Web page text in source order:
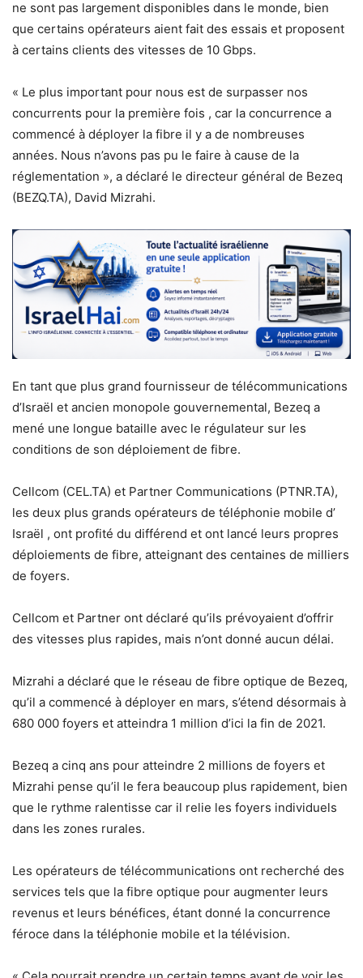
ne sont pas largement disponibles dans le monde, bien
que certains opérateurs aient fait des essais et proposent
à certains clients des vitesses de 10 Gbps.
« Le plus important pour nous est de surpasser nos
concurrents pour la première fois , car la concurrence a
commencé à déployer la fibre il y a de nombreuses
années. Nous n’avons pas pu le faire à cause de la
réglementation », a déclaré le directeur général de Bezeq
(BEZQ.TA), David Mizrahi.
En tant que plus grand fournisseur de télécommunications
d’Israël et ancien monopole gouvernemental, Bezeq a
mené une longue bataille avec le régulateur sur les
conditions de son déploiement de fibre.
Cellcom (CEL.TA) et Partner Communications (PTNR.TA),
les deux plus grands opérateurs de téléphonie mobile d’
Israël , ont profité du différend et ont lancé leurs propres
déploiements de fibre, atteignant des centaines de milliers
de foyers.
Cellcom et Partner ont déclaré qu’ils prévoyaient d’offrir
des vitesses plus rapides, mais n’ont donné aucun délai.
Mizrahi a déclaré que le réseau de fibre optique de Bezeq,
qu’il a commencé à déployer en mars, s’étend désormais à
680 000 foyers et atteindra 1 million d’ici la fin de 2021.
Bezeq a cinq ans pour atteindre 2 millions de foyers et
Mizrahi pense qu’il le fera beaucoup plus rapidement, bien
que le rythme ralentisse car il relie les foyers individuels
dans les zones rurales.
Les opérateurs de télécommunications ont recherché des
services tels que la fibre optique pour augmenter leurs
revenus et leurs bénéfices, étant donné la concurrence
féroce dans la téléphonie mobile et la télévision.